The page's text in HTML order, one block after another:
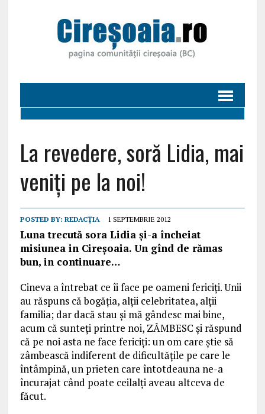
La revedere, soră Lidia, mai
veniți pe la noi!
POSTED BY: REDACȚIA 1 SEPTEMBRIE 2012
Luna trecută sora Lidia și-a încheiat
misiunea in Cireșoaia. Un gînd de rămas
bun, in continuare…
Cineva a întrebat ce îi face pe oameni fericiţi. Unii
au răspuns că bogăţia, alţii celebritatea, alţii
familia; dar dacă stau şi mă gândesc mai bine,
acum că sunteţi printre noi, ZÂMBESC şi răspund
că pe noi asta ne face fericiţi: un om care ştie să
zâmbească indiferent de dificultăţile pe care le
întâmpină, un prieten care întotdeauna ne-a
încurajat când poate ceilalţi aveau altceva de
făcut.